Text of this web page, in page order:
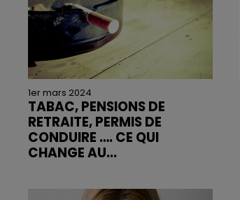
1er mars 2024
TABAC, PENSIONS DE
RETRAITE, PERMIS DE
CONDUIRE …. CE QUI
CHANGE AU...